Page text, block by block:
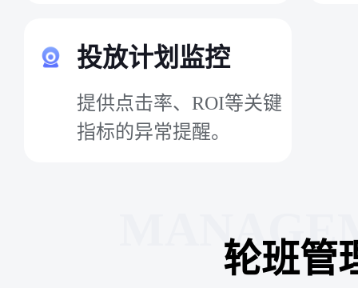
投放计划监控
提供点击率、ROI等关键
指标的异常提醒。
轮班管